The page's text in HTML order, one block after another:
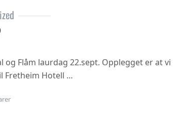
Flåm laurdag 22.sept. Opplegget er at vi
Fretheim Hotell …
til Årsmøte i Flåm?